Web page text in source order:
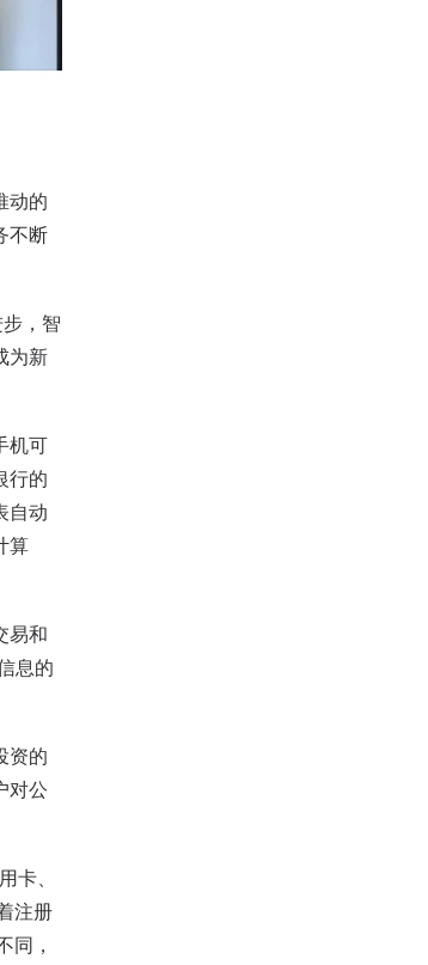
动的
不断
，智
为新
机可
行的
自动
算
易和
息的
资的
对公
卡、
注册
同，